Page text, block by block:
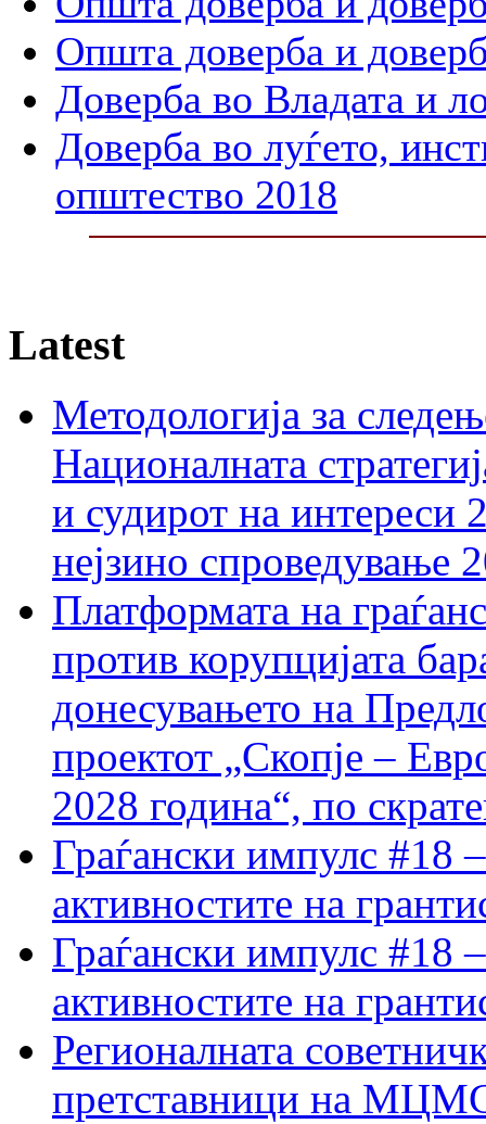
Општа доверба и
Доверба во Владата и
Доверба во луѓето,
општество 2018
Latest
Методологија за
Националната
и судирот на интереси
нејзино спроведување
Платформата на
против корупцијата
донесувањето на
проектот „Скопје –
2028 година“, по
Граѓански импулс #18
активностите на
Граѓански импулс #18
активностите на
Регионалната
претставници на МЦМС